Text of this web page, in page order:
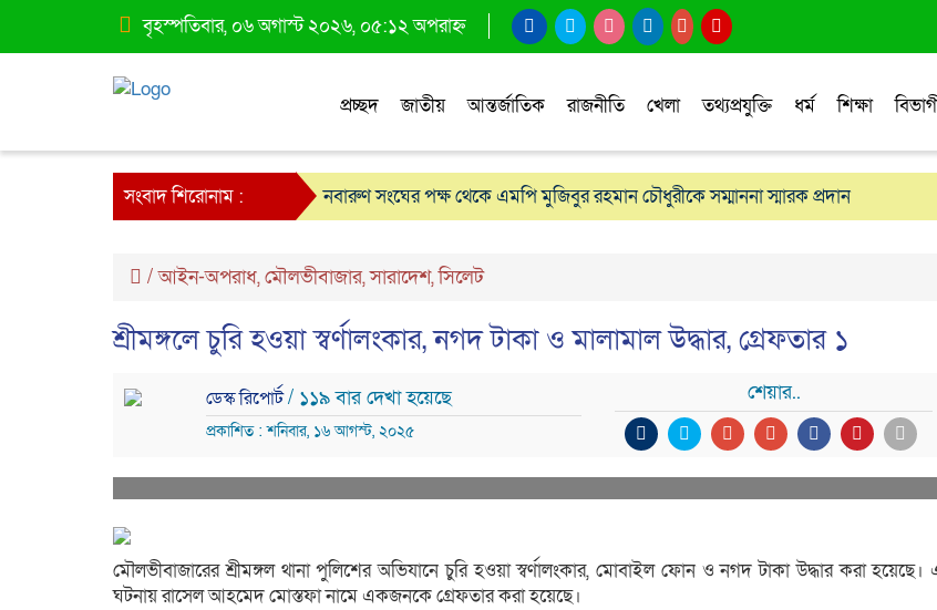
বৃহস্পতিবার, ০৬ অগাস্ট ২০২৬, ০৫:১২ অপরাহ্ন
প্রচ্ছদ জাতীয় আন্তর্জাতিক রাজনীতি খেলা তথ্যপ্রযুক্তি ধর্ম শিক্ষা
সংবাদ শিরোনাম : নবারুণ সংঘের পক্ষ থেকে এমপি মুজিবুর রহমান চৌধুরীকে সম্মাননা স্মারক প্রদান
/আইন-অপরাধ,মৌলভীবাজার,সারাদেশ,সিলেট
শ্রীমঙ্গলে চুরি হওয়া স্বর্ণালংকার, নগদ টাকা ও মালামাল উদ্ধার, গ্রেফতার ১
ডেস্ক রিপোর্ট/ ১১৯ বার দেখা হয়েছে
প্রকাশিত : শনিবার, ১৬ আগস্ট, ২০২৫
শেয়ার..
মৌলভীবাজারের শ্রীমঙ্গল থানা পুলিশের অভিযানে চুরি হওয়া স্বর্ণালংকার, মোবাইল ফোন ও নগদ টাকা উদ্ধার করা হয়েছে।
ঘটনায় রাসেল আহমেদ মোস্তফা নামে একজনকে গ্রেফতার করা হয়েছে।